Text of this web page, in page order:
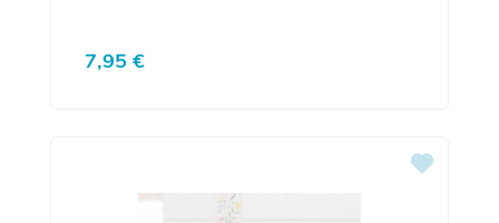
Regulärer Preis:
7,95 €